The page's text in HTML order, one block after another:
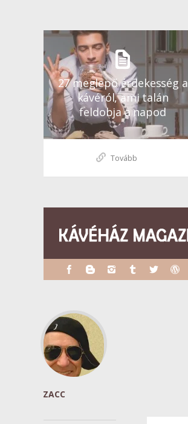
27 meglepő érdekesség a
kávéról, ami talán
feldobja a napod
Tovább
ZACC